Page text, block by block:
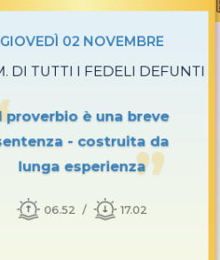
GIOVEDÌ 02 NOVEMBRE
DI TUTTI I FEDELI DEFUNTI
proverbio è una breve
- costruita da
lunga esperienza
06.52 17.02